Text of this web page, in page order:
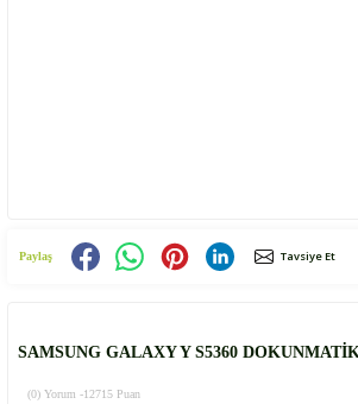
Paylaş Tavsiye Et
SAMSUNG GALAXY Y S5360
(0) Yorum -12715 Puan